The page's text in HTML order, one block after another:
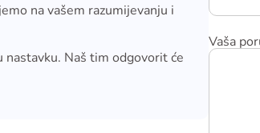
na vašem razumijevanju i
Naš tim odgovorit će
Vaša